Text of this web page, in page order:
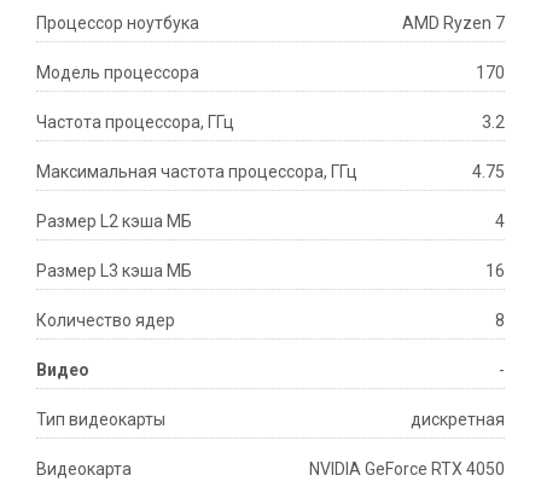
Процессор ноутбука AMD Ryzen 7
Модель процессора 170
Частота процессора, ГГц 3.2
Максимальная частота процессора, ГГц 4.75
Размер L2 кэша МБ 4
Размер L3 кэша МБ 16
Количество ядер 8
Видео -
Тип видеокарты дискретная
Видеокарта NVIDIA GeForce RTX 4050